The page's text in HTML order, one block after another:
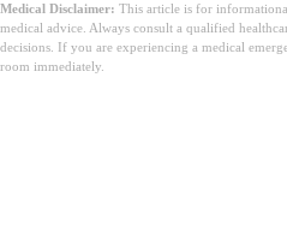
Medical Disclaimer: This article is for
medical advice. Always consult a qualified
decisions. If you are experiencing a medical
room immediately.